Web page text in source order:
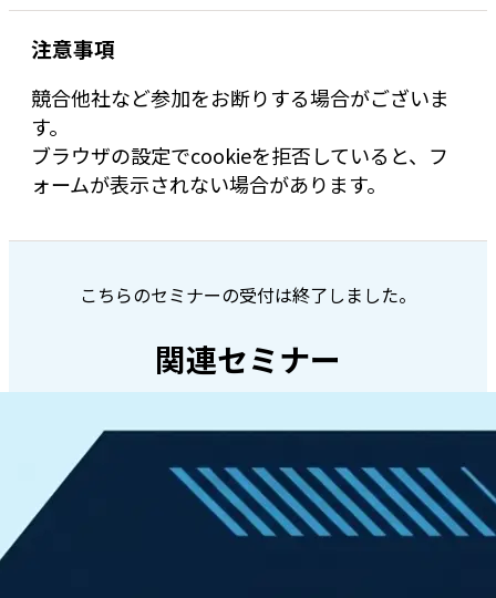
注意事項
競合他社など参加をお断りする場合がございま
す。
ブラウザの設定でcookieを拒否していると、フ
ォームが表示されない場合があります。
こちらのセミナーの受付は終了しました。
関連セミナー